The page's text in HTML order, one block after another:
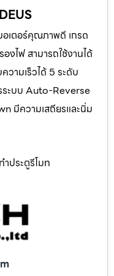
อเตอร์คุณภาพดี เกรด
งไฟ สามารถใช้งานได้
ามเร็วได้ 5 ระดับ
ระบบ Auto-Reverse
มีความเสถียรและนิ่ม
ำประตูรีโมท